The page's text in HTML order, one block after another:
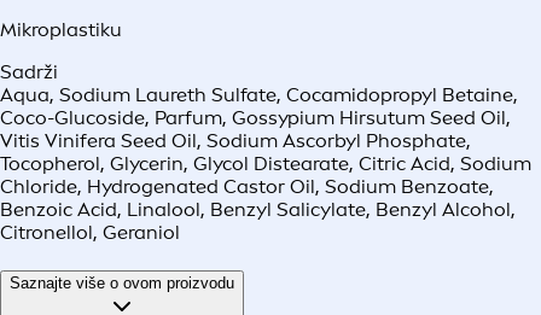
Mikroplastiku
Sadrži
Aqua, Sodium Laureth Sulfate, Cocamidopropyl Betaine,
Coco-Glucoside, Parfum, Gossypium Hirsutum Seed Oil,
Vitis Vinifera Seed Oil, Sodium Ascorbyl Phosphate,
Tocopherol, Glycerin, Glycol Distearate, Citric Acid, Sodium
Chloride, Hydrogenated Castor Oil, Sodium Benzoate,
Benzoic Acid, Linalool, Benzyl Salicylate, Benzyl Alcohol,
Citronellol, Geraniol
Saznajte više o ovom proizvodu